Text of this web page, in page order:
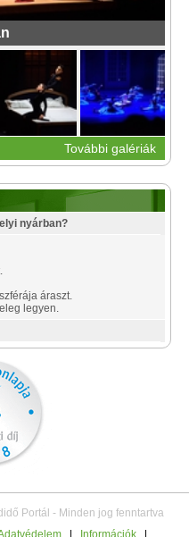
További galériák
nyárban?
áraszt.
legyen.
Portál - Minden jog fenntartva
Információk